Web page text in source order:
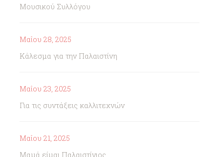
Μουσικού Συλλόγου
Μαΐου 28, 2025
Κάλεσμα για την Παλαιστίνη
Μαΐου 23, 2025
Για τις συντάξεις καλλιτεχνών
Μαΐου 21, 2025
Μαμά είμαι Παλαιστίνιος